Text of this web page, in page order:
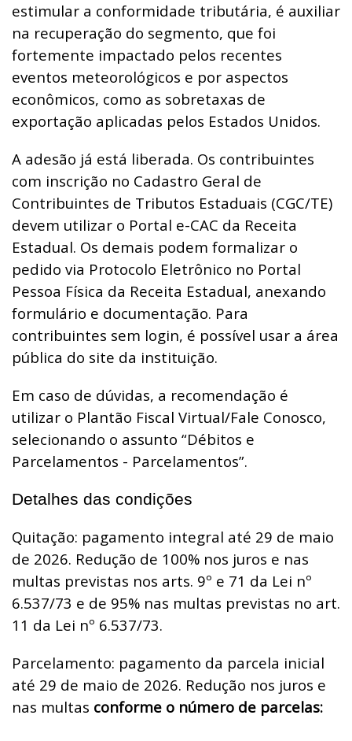
estimular a conformidade tributária, é auxiliar
na recuperação do segmento, que foi
fortemente impactado pelos recentes
eventos meteorológicos e por aspectos
econômicos, como as sobretaxas de
exportação aplicadas pelos Estados Unidos.
A adesão já está liberada. Os contribuintes
com inscrição no Cadastro Geral de
Contribuintes de Tributos Estaduais (CGC/TE)
devem utilizar o Portal e-CAC da Receita
Estadual. Os demais podem formalizar o
pedido via Protocolo Eletrônico no Portal
Pessoa Física da Receita Estadual, anexando
formulário e documentação. Para
contribuintes sem login, é possível usar a área
pública do site da instituição.
Em caso de dúvidas, a recomendação é
utilizar o Plantão Fiscal Virtual/Fale Conosco,
selecionando o assunto “Débitos e
Parcelamentos - Parcelamentos”.
Detalhes das condições
Quitação: pagamento integral até 29 de maio
de 2026. Redução de 100% nos juros e nas
multas previstas nos arts. 9º e 71 da Lei nº
6.537/73 e de 95% nas multas previstas no art.
11 da Lei nº 6.537/73.
Parcelamento: pagamento da parcela inicial
até 29 de maio de 2026. Redução nos juros e
nas multas conforme o número de parcelas: